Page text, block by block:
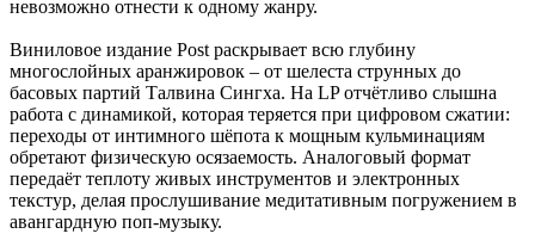
невозможно отнести к одному жанру.
Виниловое издание Post раскрывает всю глубину
многослойных аранжировок – от шелеста струнных до
басовых партий Талвина Сингха. На LP отчётливо слышна
работа с динамикой, которая теряется при цифровом сжатии:
переходы от интимного шёпота к мощным кульминациям
обретают физическую осязаемость. Аналоговый формат
передаёт теплоту живых инструментов и электронных
текстур, делая прослушивание медитативным погружением в
авангардную поп-музыку.